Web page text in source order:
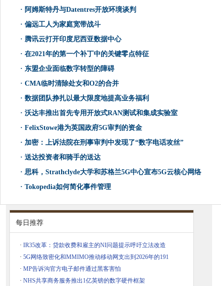
· 阿姆斯特丹与Datentres开放环境谈判
· 偏远工人为家庭宽带战斗
· 腾讯云打开印度尼西亚数据中心
· 在2021年的第一个补丁中的关键零点特征
· 东盟企业面临数字转型的障碍
· CMA临时清除处女和O2的合并
· 数据团队挣扎以最大限度地提高业务福利
· 沃达丰推出首先专用开放式RAN测试和集成实验室
· FelixStowe港为英国政府5G审判的资金
· 加密：上诉法院在刑事审判中发现了“数字电话攻丝”
· 送达投资者和骑手的送达
· 思科，Strathclyde大学和苏格兰5G中心宣布5G云核心网络
· Tokopedia如何简化事件管理
每日推荐
· IR35改革：贷款收费和雇主的NI问题提示呼吁立法改造
· 5G网络致密化和MMIMO推动移动网支出到2026年的191
· MP告诉沟官方电子邮件通过黑客害怕
· NHS共享商务服务推出1亿英镑的数字硬件框架